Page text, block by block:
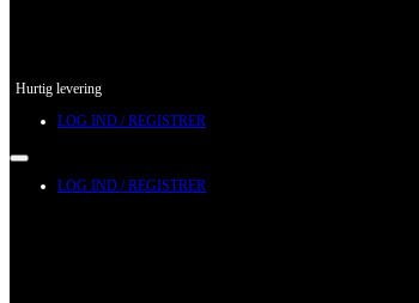
Hurtig levering
LOG IND / REGISTRER
LOG IND / REGISTRER